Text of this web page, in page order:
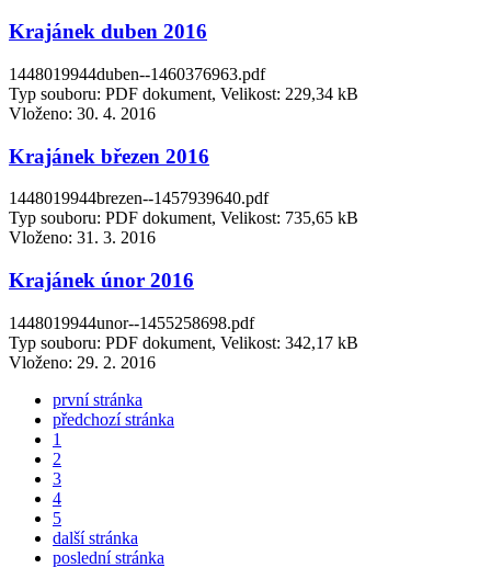
Krajánek duben 2016
1448019944duben--1460376963.pdf
Typ souboru: PDF dokument, Velikost: 229,34 kB
Vloženo: 30. 4. 2016
Krajánek březen 2016
1448019944brezen--1457939640.pdf
Typ souboru: PDF dokument, Velikost: 735,65 kB
Vloženo: 31. 3. 2016
Krajánek únor 2016
1448019944unor--1455258698.pdf
Typ souboru: PDF dokument, Velikost: 342,17 kB
Vloženo: 29. 2. 2016
první stránka
předchozí stránka
1
2
3
4
5
další stránka
poslední stránka